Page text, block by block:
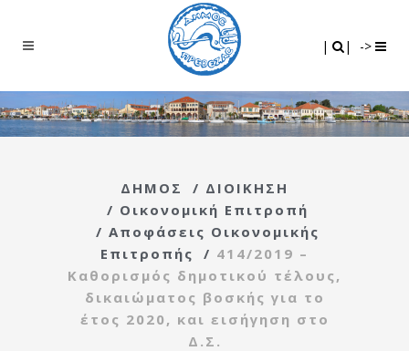
| | ->
ΔΗΜΟΣ / ΔΙΟΙΚΗΣΗ
/ Οικονομική Επιτροπή
/ Αποφάσεις Οικονομικής
Επιτροπής
/ 414/2019 –
Καθορισμός δημοτικού τέλους,
δικαιώματος βοσκής για το
έτος 2020, και εισήγηση στο
Δ.Σ.